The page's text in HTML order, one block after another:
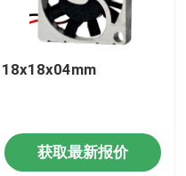
18x18x04mm
获取最新报价